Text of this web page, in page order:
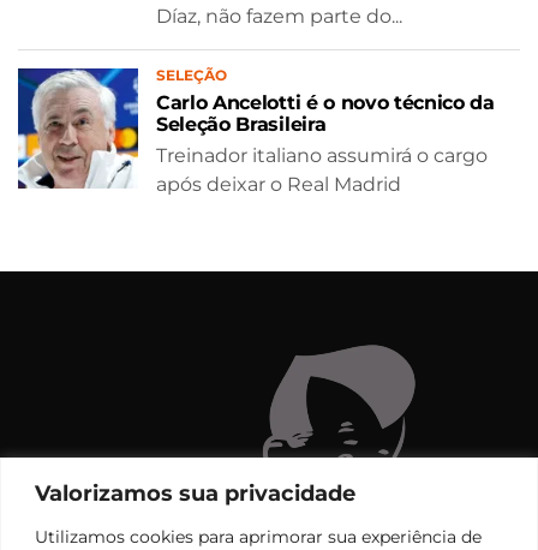
Valorizamos sua privacidade
Utilizamos cookies para aprimorar sua experiência de
Díaz, não fazem parte do...
SELEÇÃO
Carlo Ancelotti é o novo técnico da
Seleção Brasileira
Treinador italiano assumirá o cargo
após deixar o Real Madrid